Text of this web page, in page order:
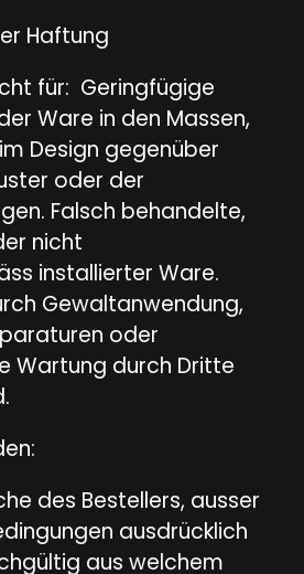
Haftung
für: Geringfügige
Ware in den Massen,
Design gegenüber
oder der
Falsch behandelte,
nicht
installierter Ware.
Gewaltanwendung,
oder
Wartung durch Dritte
des Bestellers, ausser
ausdrücklich
aus welchem